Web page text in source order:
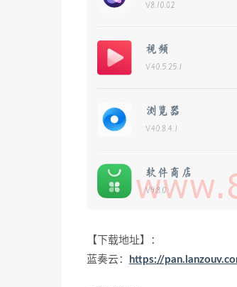
【下载地址】：
蓝奏云：
https://